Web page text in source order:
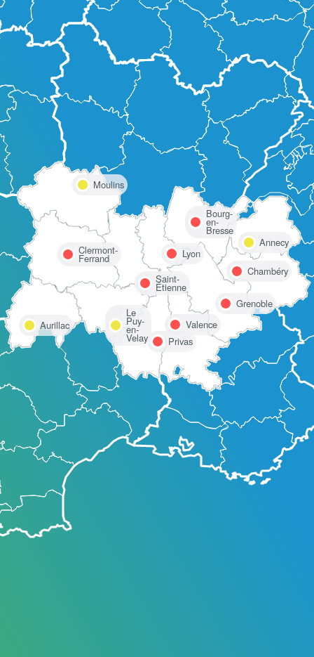
Bourg-
en-
Bresse
Moulins
Privas
Aurillac Valence
Grenoble
Saint-
Étienne
Le
Puy-
en-
Velay
Clermont-
Ferrand
Lyon
Chambéry
Annecy